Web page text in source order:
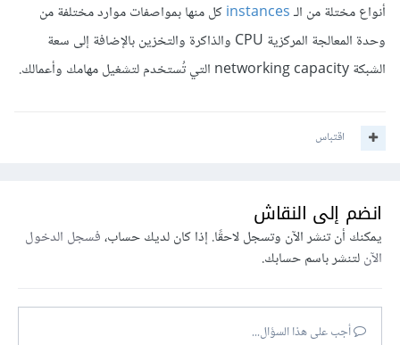
أنواع مختلة من الـinstancesكل منها بمواصفات موارد مختلفة من
وحدة المعالجة المركزية CPU والذاكرة والتخزين بالإضافة إلى سعة
الشبكة networking capacity التي تُستخدم لتشغيل مهامك وأعمالك.
اقتباس
انضم إلى النقاش
يمكنك أن تنشر الآن وتسجل لاحقًا. إذا كان لديك حساب،فسجل الدخول
الآنلتنشر باسم حسابك.
أجب على هذا السؤال...